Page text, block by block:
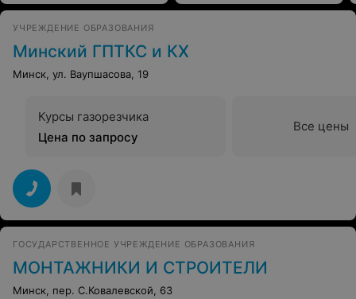
УЧРЕЖДЕНИЕ ОБРАЗОВАНИЯ
Минский ГПТКС и КХ
Минск, ул. Ваупшасова, 19
Курсы газорезчика
Цена по запросу
Все цены
ГОСУДАРСТВЕННОЕ УЧРЕЖДЕНИЕ ОБРАЗОВАНИЯ
МОНТАЖНИКИ И СТРОИТЕЛИ
Минск, пер. С.Ковалевской, 63